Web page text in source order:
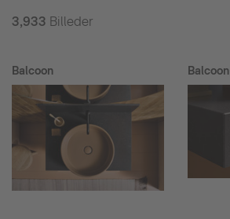
3,933 Billeder
Balcoon Balcoon